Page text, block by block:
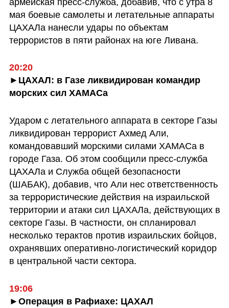
мая боевые самолеты и летательные аппараты
ЦАХАЛа нанесли удары по объектам
террористов в пяти районах на юге Ливана.
20:20
►ЦАХАЛ: в Газе ликвидирован командир
морских сил ХАМАСа
Ударом с летательного аппарата в секторе Газы
ликвидирован террорист Ахмед Али,
командовавший морскими силами ХАМАСа в
городе Газа. Об этом сообщили пресс-служба
ЦАХАЛа и Служба общей безопасности
(ШАБАК), добавив, что Али нес ответственность
за террористические действия на израильской
территории и атаки сил ЦАХАЛа, действующих в
секторе Газы. В частности, он спланировал
несколько терактов против израильских бойцов,
охранявших оперативно-логистический коридор
в центральной части сектора.
19:06
►Операция в Рафиахе: ЦАХАЛ